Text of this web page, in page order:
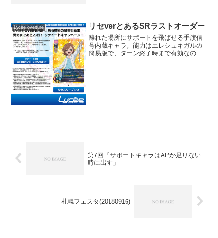
Lycee overture リセverとあるSRラストオーダー
離れた場所にサポートを飛ばせる手旗信
号内蔵キャラ。能力はエレシュキガルの
簡易版で、ターン終了時まで有効なので
第7回「サポートキャラはAPが足りない
時に出す」
札幌フェスタ(20180916)